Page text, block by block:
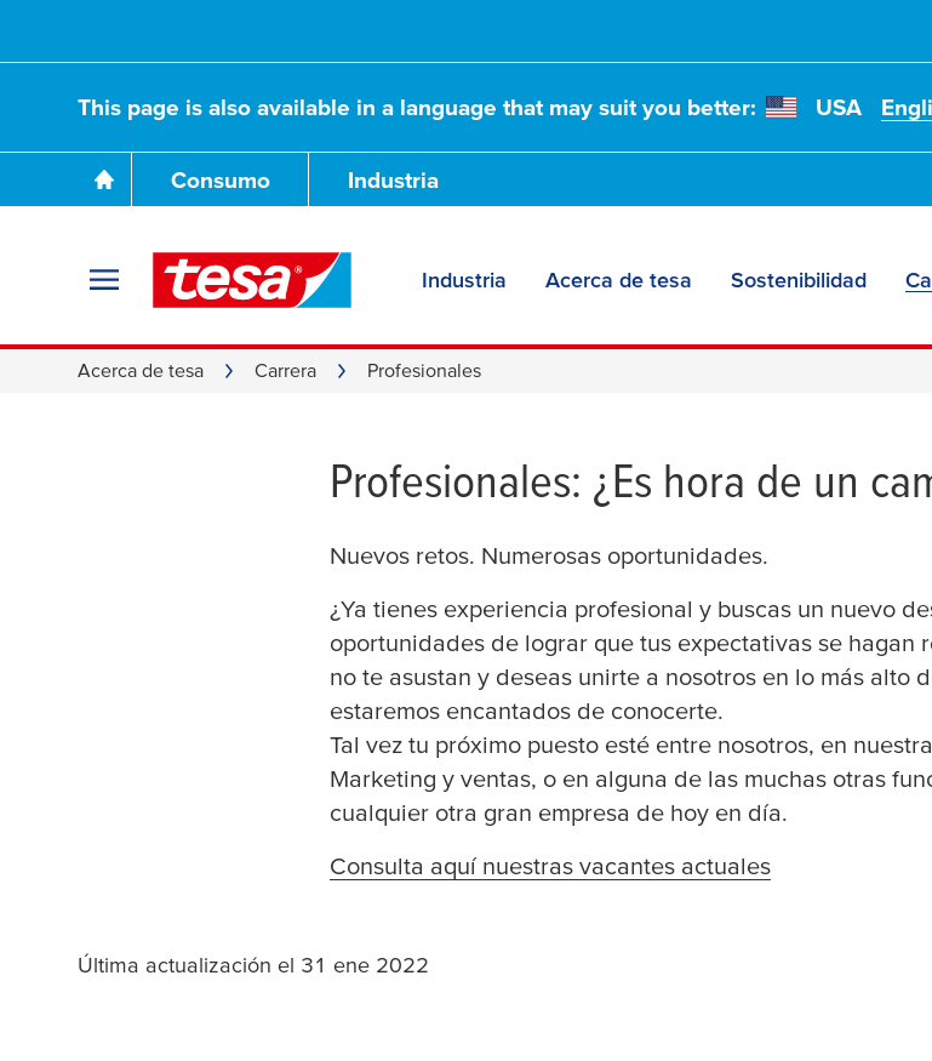
This page is also available in a language that may suit you better: USA
Consumo Industria
Industria Acerca de tesa Sostenibilidad
Acerca de tesa Carrera Profesionales
Profesionales
Profesionales: ¿Es hora de un
Nuevos retos. Numerosas oportunidades.
¿Ya tienes experiencia profesional y buscas un nuevo
oportunidades de lograr que tus expectativas se hagan
no te asustan y deseas unirte a nosotros en lo más alto
estaremos encantados de conocerte.
Tal vez tu próximo puesto esté entre nosotros, en
Marketing y ventas, o en alguna de las muchas otras
cualquier otra gran empresa de hoy en día.
Consulta aquí nuestras vacantes actuales
Última actualización el 31 ene 2022